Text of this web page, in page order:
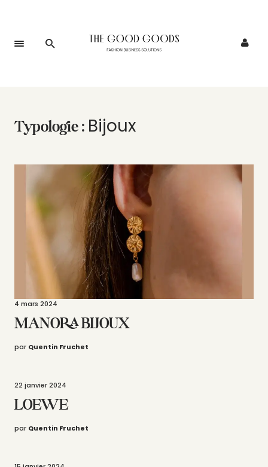
Typologie : Bijoux
4 mars 2024
MANORA BIJOUX
par Quentin Fruchet
22 janvier 2024
LOEWE
par Quentin Fruchet